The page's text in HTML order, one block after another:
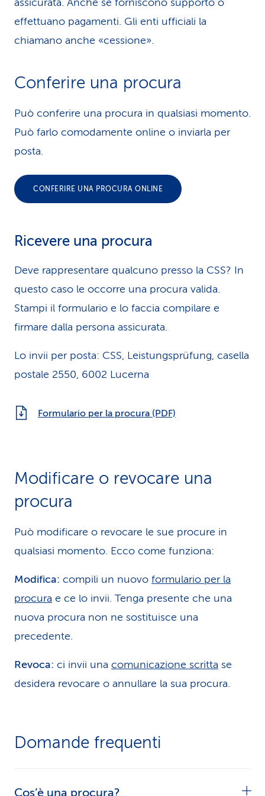
assicurata. Anche se forniscono supporto o
effettuano pagamenti. Gli enti ufficiali la
chiamano anche «cessione».
Conferire una procura
Può conferire una procura in qualsiasi momento.
Può farlo comodamente online o inviarla per
posta.
CONFERIRE UNA PROCURA ONLINE
Ricevere una procura
Deve rappresentare qualcuno presso la CSS? In
questo caso le occorre una procura valida.
Stampi il formulario e lo faccia compilare e
firmare dalla persona assicurata.
Lo invii per posta: CSS, Leistungsprüfung, casella
postale 2550, 6002 Lucerna
Formulario per la procura (PDF)
Modificare o revocare una
procura
Può modificare o revocare le sue procure in
qualsiasi momento. Ecco come funziona:
Modifica: compili un nuovo formulario per la
procura e ce lo invii. Tenga presente che una
nuova procura non ne sostituisce una
precedente.
Revoca: ci invii una comunicazione scritta se
desidera revocare o annullare la sua procura.
Domande frequenti
Cos’è una procura?